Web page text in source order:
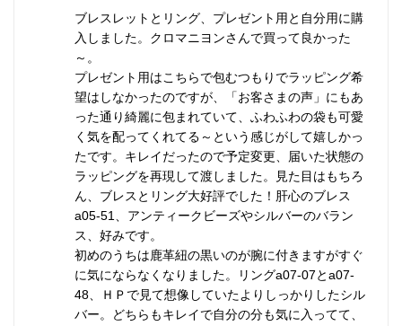
一般的な装飾品は銀92.5%＋銅7.5%の合金が用いられ
これはスターリングシルバー（Sterling Silver）、
SV925と呼ばれます。
カレンシルバーは銀95%＋銅5%のSV950が用いられ
SV925は昔ながらの手仕事には固すぎるためです。
魔力を秘めた「眼」を身に着け
お守りとする
ブレスレットとリング、プレゼント用と自分用に購
入しました。クロマニヨンさんで買って良かった
～。
プレゼント用はこちらで包むつもりでラッピング希
望はしなかったのですが、「お客さまの声」にもあ
った通り綺麗に包まれていて、ふわふわの袋も可愛
く気を配ってくれてる～という感じがして嬉しかっ
たです。キレイだったので予定変更、届いた状態の
ラッピングを再現して渡しました。見た目はもちろ
ん、ブレスとリング大好評でした！肝心のブレス
a05-51、アンティークビーズやシルバーのバラン
ス、好みです。
初めのうちは鹿革紐の黒いのが腕に付きますがすぐ
に気にならなくなりました。リングa07-07とa07-
48、ＨＰで見て想像していたよりしっかりしたシル
バー。どちらもキレイで自分の分も気に入ってて、